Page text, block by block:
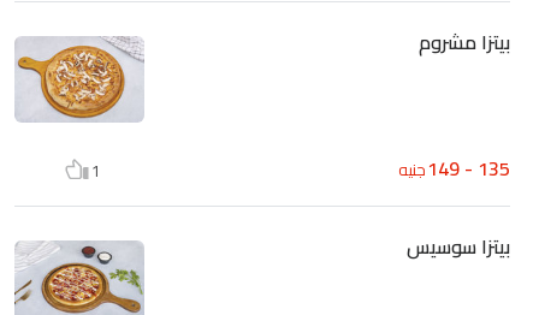
بيتزا مشروم
135 - 149 جنيه 1
بيتزا سوسيس